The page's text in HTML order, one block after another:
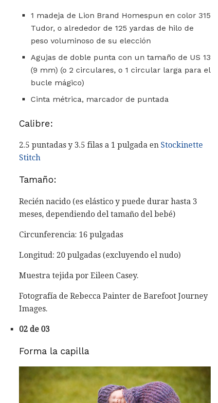
1 madeja de Lion Brand Homespun en color 315
Tudor, o alrededor de 125 yardas de hilo de
peso voluminoso de su elección
Agujas de doble punta con un tamaño de US 13
(9 mm) (o 2 circulares, o 1 circular larga para el
bucle mágico)
Cinta métrica, marcador de puntada
Calibre:
2.5 puntadas y 3.5 filas a 1 pulgada en Stockinette
Stitch
Tamaño:
Recién nacido (es elástico y puede durar hasta 3
meses, dependiendo del tamaño del bebé)
Circunferencia: 16 pulgadas
Longitud: 20 pulgadas (excluyendo el nudo)
Muestra tejida por Eileen Casey.
Fotografía de Rebecca Painter de Barefoot Journey
Images.
02 de 03
Forma la capilla